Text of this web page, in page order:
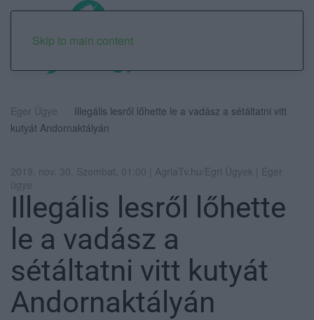
Skip to main content
Eger Ügye
Illegális lesről lőhette le a vadász a sétáltatni vitt
kutyát Andornaktályán
2019. nov. 30. Szombat, 01:00 | AgriaTv.hu/Egri Ügyek | Eger
ügye
Illegális lesről lőhette
le a vadász a
sétáltatni vitt kutyát
Andornaktályán